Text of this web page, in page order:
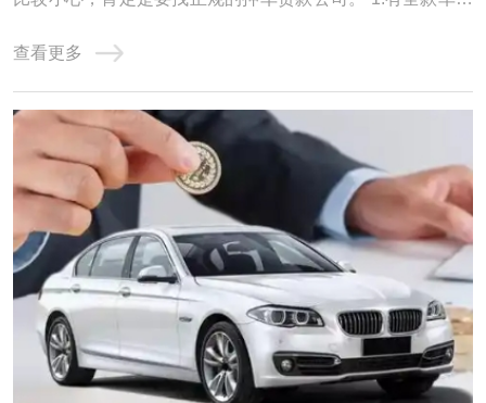
度：【1-100万】 疑难办理：【1万每月138元】 赤峰车抵贷
分为全款车和按揭车的。按揭车一般抵押在或者贷款公司。
对于申请赤峰汽车抵押贷款一定要选择 ...
查看更多